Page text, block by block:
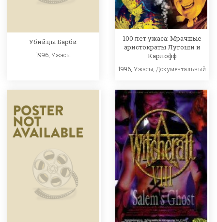
Убийцы Барби
1996, Ужасы
100 лет ужаса: Мрачные
аристократы Лугоши и
Карлофф
1996,Ужасы Документальный